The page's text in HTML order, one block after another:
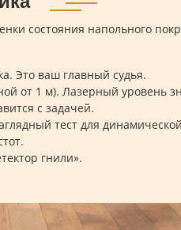
состояния напольного
Это ваш главный судья.
от 1 м). Лазерный уровень
с задачей.
тест для
гнили».